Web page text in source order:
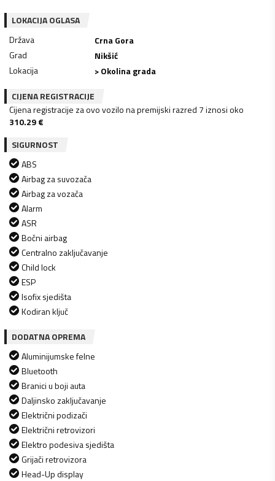
LOKACIJA OGLASA
Država
Crna Gora
Grad
Nikšić
Lokacija
> Okolina grada
CIJENA REGISTRACIJE
Cijena registracije za ovo vozilo na premijski razred 7 iznosi oko
310.29€
SIGURNOST
ABS
Airbag za suvozača
Airbag za vozača
Alarm
ASR
Bočni airbag
Centralno zaključavanje
Child lock
ESP
Isofix sjedišta
Kodiran ključ
DODATNA OPREMA
Aluminijumske felne
Bluetooth
Branici u boji auta
Daljinsko zaključavanje
Električni podizači
Električni retrovizori
Elektro podesiva sjedišta
Grijači retrovizora
Head-Up display